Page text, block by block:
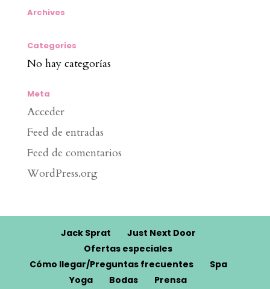
Archives
Categories
No hay categorías
Meta
Acceder
Feed de entradas
Feed de comentarios
WordPress.org
Jack Sprat
Just Next Door
Ofertas especiales
Cómo llegar/Preguntas frecuentes
Spa
Yoga
Bodas Prensa